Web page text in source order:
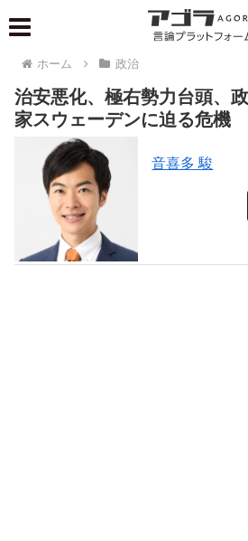
ホーム 政治
治安悪化、極右勢力台頭、
家スウェーデンに迫る危機
音喜多 駿